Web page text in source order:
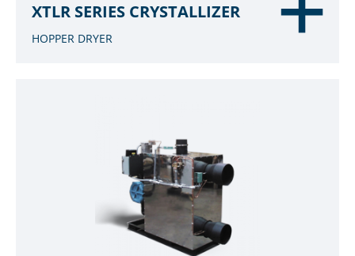
XTLR SERIES CRYSTALLIZER
HOPPER DRYER